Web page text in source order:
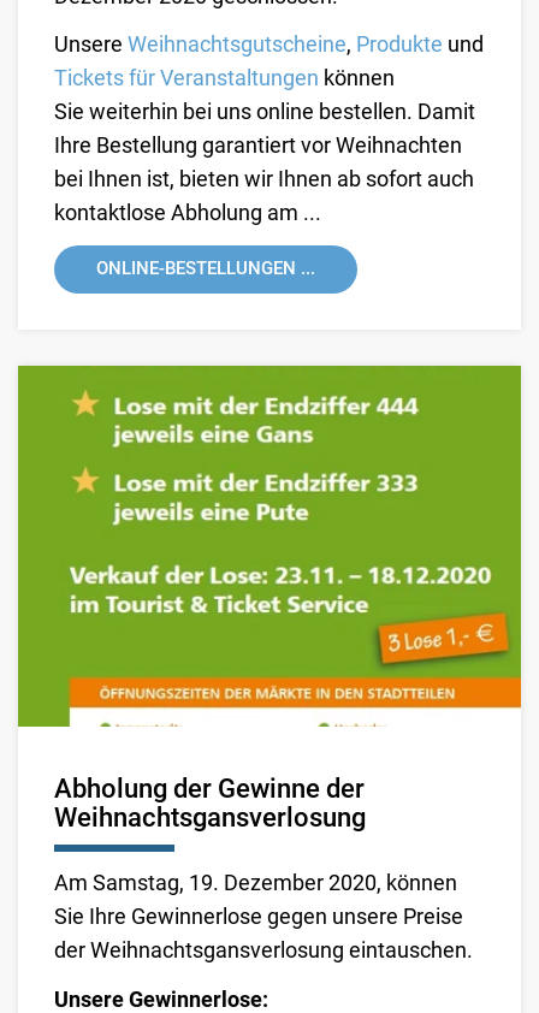
Unsere Weihnachtsgutscheine, Produkte und
Tickets für Veranstaltungen können
Sie weiterhin bei uns online bestellen. Damit
Ihre Bestellung garantiert vor Weihnachten
bei Ihnen ist, bieten wir Ihnen ab sofort auch
kontaktlose Abholung am ...
ONLINE-BESTELLUNGEN ...
Abholung der Gewinne der
Weihnachtsgansverlosung
Am Samstag, 19. Dezember 2020, können
Sie Ihre Gewinnerlose gegen unsere Preise
der Weihnachtsgansverlosung eintauschen.
Unsere Gewinnerlose: